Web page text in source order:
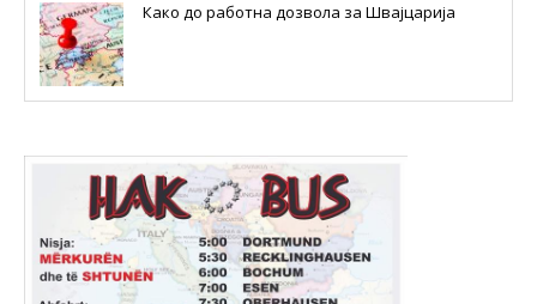
Како до работна дозвола за Швајцарија